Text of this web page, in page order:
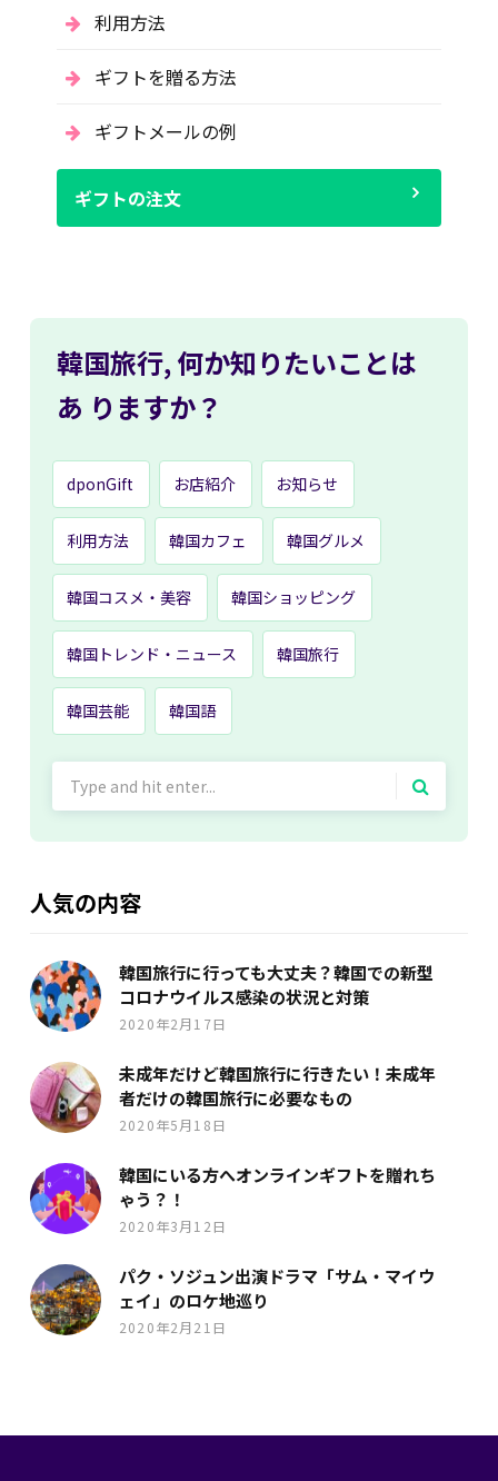
利用方法
ギフトを贈る方法
ギフトメールの例
ギフトの注文
韓国旅行, 何か知りたいことは
あ りますか？
dponGift お店紹介 お知らせ
利用方法 韓国カフェ 韓国グルメ
韓国コスメ・美容 韓国ショッピング
韓国トレンド・ニュース 韓国旅行
韓国芸能 韓国語
人気の内容
韓国旅行に行っても大丈夫？韓国での新型
コロナウイルス感染の状況と対策
2020年2月17日
未成年だけど韓国旅行に行きたい！未成年
者だけの韓国旅行に必要なもの
2020年5月18日
韓国にいる方へオンラインギフトを贈れち
ゃう？！
2020年3月12日
パク・ソジュン出演ドラマ「サム・マイウ
ェイ」のロケ地巡り
2020年2月21日